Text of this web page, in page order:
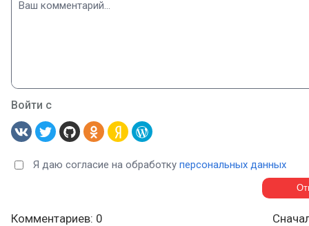
Войти с
Я даю согласие на обработку персональных данных
Комментариев: 0